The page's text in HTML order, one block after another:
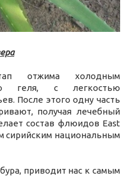
отжима холодным
геля, с легкостью
После этого одну часть
получая лечебный
состав флюидов East
сирийским национальным
приводит нас к самым